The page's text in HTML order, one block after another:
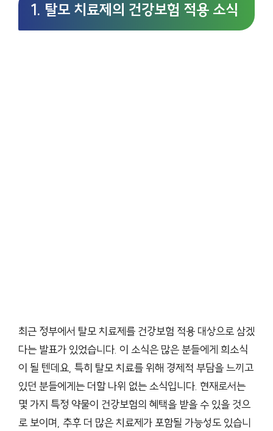
1. 탈모 치료제의 건강보험 적용 소식
최근 정부에서 탈모 치료제를 건강보험 적용 대상으로 삼겠
다는 발표가 있었습니다. 이 소식은 많은 분들에게 희소식
이 될 텐데요, 특히 탈모 치료를 위해 경제적 부담을 느끼고
있던 분들에게는 더할 나위 없는 소식입니다. 현재로서는
몇 가지 특정 약물이 건강보험의 혜택을 받을 수 있을 것으
로 보이며, 추후 더 많은 치료제가 포함될 가능성도 있습니